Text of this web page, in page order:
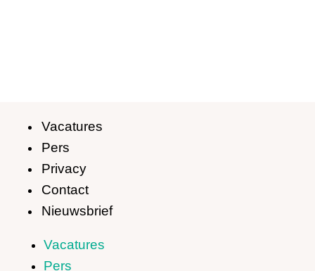
Vacatures
Pers
Privacy
Contact
Nieuwsbrief
Vacatures
Pers